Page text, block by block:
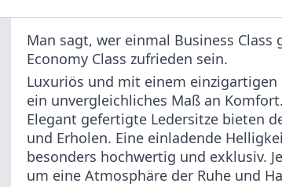
Man sagt, wer einmal Business
Economy Class zufrieden sein.
Luxuriös und mit einem
ein unvergleichliches Maß an Komfort.
Elegant gefertigte Ledersitze bieten
und Erholen. Eine einladende
besonders hochwertig und exklusiv.
um eine Atmosphäre der Ruhe und